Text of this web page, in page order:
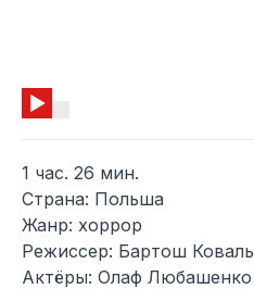
1 час. 26 мин.
Страна: Польша
Жанр: хоррор
Режиссер: Бартош
Актёры: Олаф